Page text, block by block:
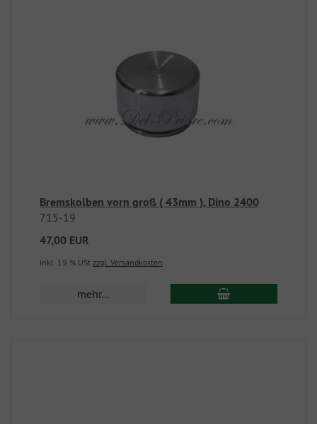
Bremskolben vorn groß ( 43mm ), Dino 2400
715-19
47,00 EUR
inkl. 19 % USt zzgl. Versandkosten
mehr...